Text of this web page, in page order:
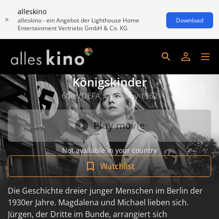
alleskino
alleskino - ein Angebot der Lighthouse Home
Entertainment Vertriebs GmbH & Co. KG
Download
Königskinder
60er/DEFA, Germany 1962
Play movie
Not available in your country
Watchlist
Die Geschichte dreier junger Menschen im Berlin der
1930er Jahre. Magdalena und Michael lieben sich.
Jürgen, der Dritte im Bunde, arrangiert sich